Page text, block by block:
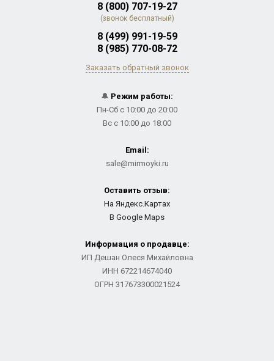
8 (800) 707-19-27
(звонок бесплатный)
8 (499) 991-19-59
8 (985) 770-08-72
Заказать обратный звонок
🔔 Режим работы:
Пн-Сб с 10:00 до 20:00
Вс с 10:00 до 18:00
Email:
sale@mirmoyki.ru
Оставить отзыв:
На Яндекс.Картах
В Google Maps
Информация о продавце:
ИП Дешан Олеся Михайловна
ИНН 672214674040
ОГРН 317673300021524